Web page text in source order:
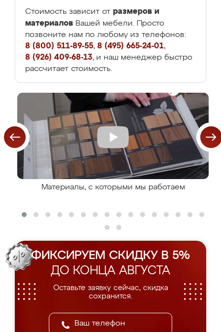
Стоимость зависит от размеров и
материалов Вашей мебели. Просто
позвоните нам по любому из телефонов:
8 (800) 511-89-55, 8 (495) 665-24-01,
8 (926) 409-68-13, и наш менеджер быстро
рассчитает стоимость.
Материалы, с которыми мы работаем
ФИКСИРУЕМ СКИДКУ В 5%
ДО КОНЦА АВГУСТА
Оставьте заявку сейчас, скидка
сохранится.